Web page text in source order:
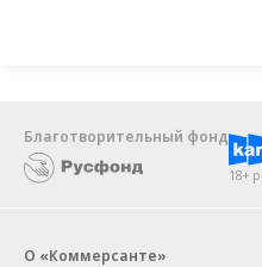
Благотворительный фонд
18+
О «Коммерсанте»